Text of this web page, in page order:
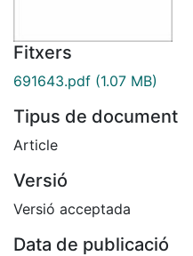
Fitxers
691643.pdf (1.07 MB)
Tipus de document
Article
Versió
Versió acceptada
Data de publicació